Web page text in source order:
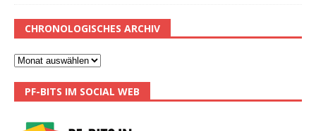
CHRONOLOGISCHES ARCHIV
PF-BITS IM SOCIAL WEB